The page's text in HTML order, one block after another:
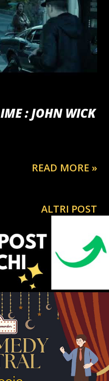
: JOHN WICK
READ MORE »
ALTRI POST